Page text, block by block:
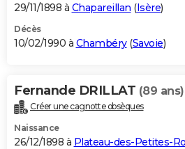
29/11/1898 à Chapareillan (Isère)
Décès
10/02/1990 à Chambéry(Savoie)
Fernande DRILLAT (89 ans)
Créer une cagnotte obsèques
Naissance
26/12/1898 à Plateau-des-Petites-